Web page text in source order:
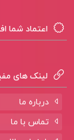
اعتماد شما
لینک های
درباره ما
تماس با ما